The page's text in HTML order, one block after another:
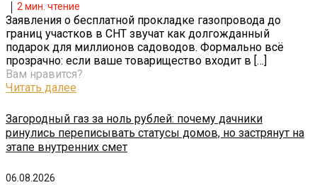
06.08.2026
Загородный газ за ноль рублей: почему дачники
ринулись переписывать статусы домов, но застрянут на
этапе внутренних смет
2 мин. чтение
Заявления о бесплатной прокладке газопровода до
границ участков в СНТ звучат как долгожданный
подарок для миллионов садоводов. Формально всё
прозрачно: если ваше товарищество входит в […]
Вам нравится?
Читать далее